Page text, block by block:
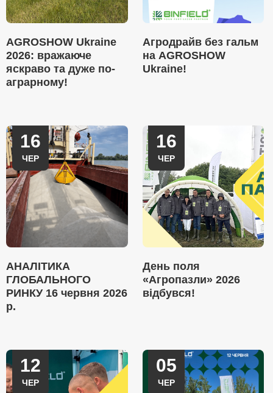
AGROSHOW Ukraine
2026: вражаюче
яскраво та дуже по-
аграрному!
Агродрайв без гальм
на AGROSHOW
Ukraine!
16
ЧЕР
АНАЛІТИКА
ГЛОБАЛЬНОГО
РИНКУ 16 червня 2026
р.
16
ЧЕР
День поля
«Агропазли» 2026
відбувся!
12
ЧЕР
05
ЧЕР